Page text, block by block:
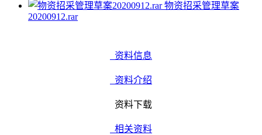
物资招采管理草案
20200912.rar
资料信息
资料介绍
资料下载
相关资料